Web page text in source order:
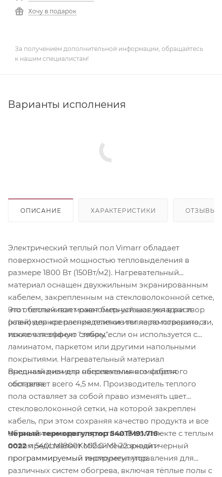
Хочу в подарок
За получением дополнительной информации, обращайтесь
к нашим специалистам!
Варианты исполнения
ОПИСАНИЕ ХАРАКТЕРИСТИКИ ОТЗЫВЫ
Электрический теплый пол Vimarr обладает
поверхностной мощностью тепловыделения в
размере 1800 Вт (150Вт/м2). Нагревательный
материал оснащен двухжильным экранированным
кабелем, закрепленным на стекловолоконной сетке,
что обеспечивает равномерный шаг укладки и
равномерное распределение тепла по поверхности,
исключая эффект "зебры".
Этот теплый пол может быть установлен в раствор
(клей) для крепления плитки или керамогранита, а
также в песчаную стяжку, если он используется с
ламинатом, паркетом или другими напольными
покрытиями. Нагревательный материал
предназначен для обеспечения комфортного
обогрева.
Внешний диаметр нагревательного кабеля
составляет всего 4,5 мм. Производитель теплого
пола оставляет за собой право изменять цвет
стекловолоконной сетки, на которой закреплен
кабель, при этом сохраняя качество продукта и все
объявленные характеристики. В комплекте с теплым
полом 540LM1800KM12.0-M1-22 входит черный
программируемый терморегулятор.
Черный терморегулятор 540TM91.716-
0022представляет собой сенсорный и
программируемый инструмент управления для
различных систем обогрева, включая тёплые полы с